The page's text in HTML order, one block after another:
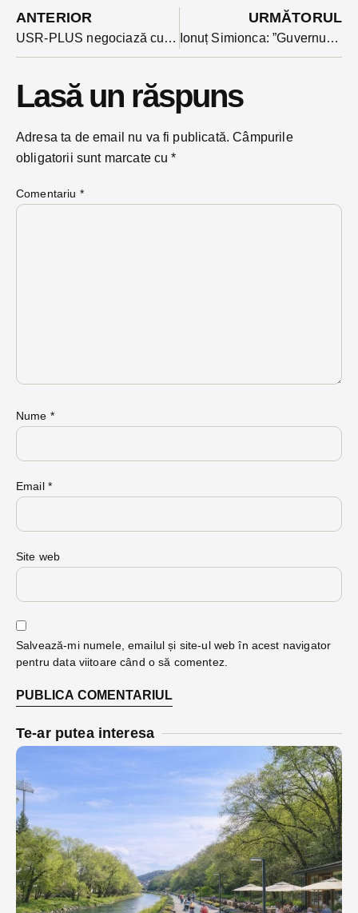
ANTERIOR
USR-PLUS negociază cu AUR moțiunea de cenzură: ”orice discuție în coaliție începe cu înlăturarea premierului Cîțu”
URMĂTORUL
Ionuț Simionca: ”Guvernul politicienilor rupți de realitate a intrat în modul de autodistrugere”
Lasă un răspuns
Adresa ta de email nu va fi publicată. Câmpurile
obligatorii sunt marcate cu*
Comentariu *
Nume *
Email *
Site web
Salvează-mi numele, emailul și site-ul web în acest navigator
pentru data viitoare când o să comentez.
Te-ar putea interesa